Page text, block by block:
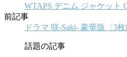
WTAPS デニム ジャケット
前記事
ドラマ 咲-Saki- 豪華版〈3
話題の記事